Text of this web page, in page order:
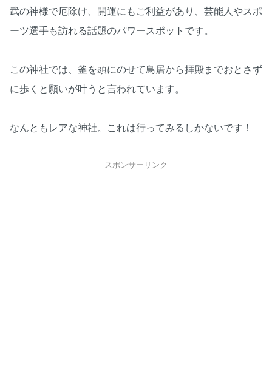
武の神様で厄除け、開運にもご利益があり、芸能人やスポ
ーツ選手も訪れる話題のパワースポットです。
この神社では、釜を頭にのせて鳥居から拝殿までおとさず
に歩くと願いが叶うと言われています。
なんともレアな神社。これは行ってみるしかないです！
スポンサーリンク